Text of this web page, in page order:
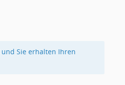
und Sie erhalten Ihren